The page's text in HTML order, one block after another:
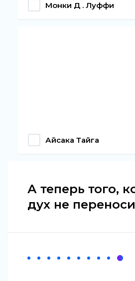
Монки Д . Луффи
Айсака Тайга
А теперь того,
дух не